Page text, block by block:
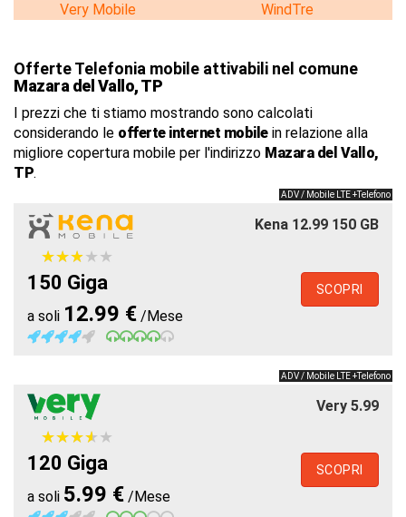
Very Mobile
WindTre
Offerte Telefonia mobile attivabili nel comune
Mazara del Vallo, TP
I prezzi che ti stiamo mostrando sono calcolati
considerando le offerte internet mobilein relazione alla
migliore copertura mobile per l'indirizzo Mazara del Vallo,
TP.
ADV / Mobile LTE +Telefono
Kena 12.99 150 GB
★★★★★
★★★★★
150 Giga
a soli 12.99 € /Mese
SCOPRI
ADV / Mobile LTE +Telefono
Very 5.99
★★★★★
★★★★★
120 Giga
a soli 5.99 € /Mese
SCOPRI